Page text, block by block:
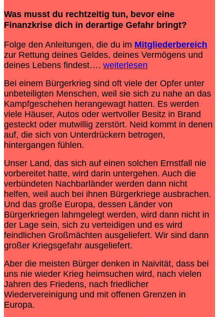
Was musst du rechtzeitig tun, bevor eine
Finanzkrise dich in derartige Gefahr bringt?
Folge den Anleitungen, die du im Mitgliederbereich
zur Rettung deines Geldes, deines Vermögens und
deines Lebens findest…. weiterlesen
Bei einem Bürgerkrieg sind oft viele der Opfer unter
unbeteiligten Menschen, weil sie sich zu nahe an das
Kampfgeschehen herangewagt hatten. Es werden
viele Häuser, Autos oder wertvoller Besitz in Brand
gesteckt oder mutwillig zerstört. Neid kommt in denen
auf, die sich von Unterdrückern betrogen,
hintergangen fühlen.
Unser Land, das sich auf einen solchen Ernstfall nie
vorbereitet hatte, wird darin untergehen. Auch die
verbündeten Nachbarländer werden dann nicht
helfen, weil auch bei ihnen Bürgerkriege ausbrachen.
Und das große Europa, dessen Länder von
Bürgerkriegen lahmgelegt werden, wird dann nicht in
der Lage sein, sich zu verteidigen und es wird
feindlichen Großmächten ausgeliefert. Wir sind dann
großer Kriegsgefahr ausgeliefert.
Aber die meisten Bürger denken in Naivität, dass bei
uns nie wieder Krieg heimsuchen wird, nach vielen
Jahren des Friedens, nach friedlicher
Wiedervereinigung und mit offenen Grenzen in
Europa.